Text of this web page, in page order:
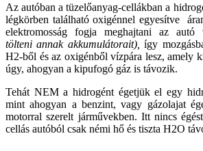
Az autóban a tüzelőanyag-cellákban a
légkörben található oxigénnel egyesítve
elektromosság fogja meghajtani az autó
tölteni annak akkumulátorait), így
H2-ből és az oxigénből vízpára lesz, amely
úgy, ahogyan a kipufogó gáz is távozik.
Tehát NEM a hidrogént égetjük el egy
mint ahogyan a benzint, vagy gázolajat
motorral szerelt járművekben. Itt nincs
cellás autóból csak némi hő és tiszta H2O